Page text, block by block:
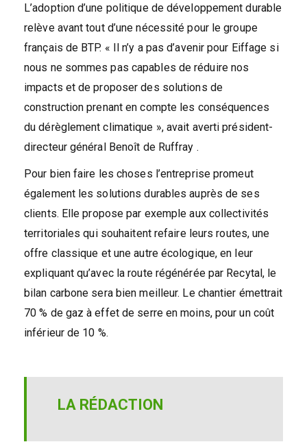
L’adoption d’une politique de développement durable
relève avant tout d’une nécessité pour le groupe
français de BTP. « Il n’y a pas d’avenir pour Eiffage si
nous ne sommes pas capables de réduire nos
impacts et de proposer des solutions de
construction prenant en compte les conséquences
du dérèglement climatique », avait averti président-
directeur général Benoît de Ruffray .
Pour bien faire les choses l’entreprise promeut
également les solutions durables auprès de ses
clients. Elle propose par exemple aux collectivités
territoriales qui souhaitent refaire leurs routes, une
offre classique et une autre écologique, en leur
expliquant qu’avec la route régénérée par Recytal, le
bilan carbone sera bien meilleur. Le chantier émettrait
70 % de gaz à effet de serre en moins, pour un coût
inférieur de 10 %.
LA RÉDACTION